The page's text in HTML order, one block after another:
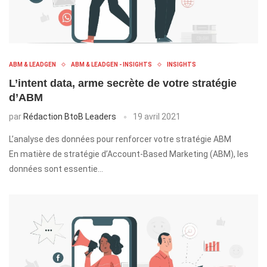
ABM & LEADGEN ABM & LEADGEN - INSIGHTS INSIGHTS
L’intent data, arme secrète de votre stratégie
d’ABM
par Rédaction BtoB Leaders 19 avril 2021
L’analyse des données pour renforcer votre stratégie ABM
En matière de stratégie d’Account-Based Marketing (ABM), les
données sont essentie…